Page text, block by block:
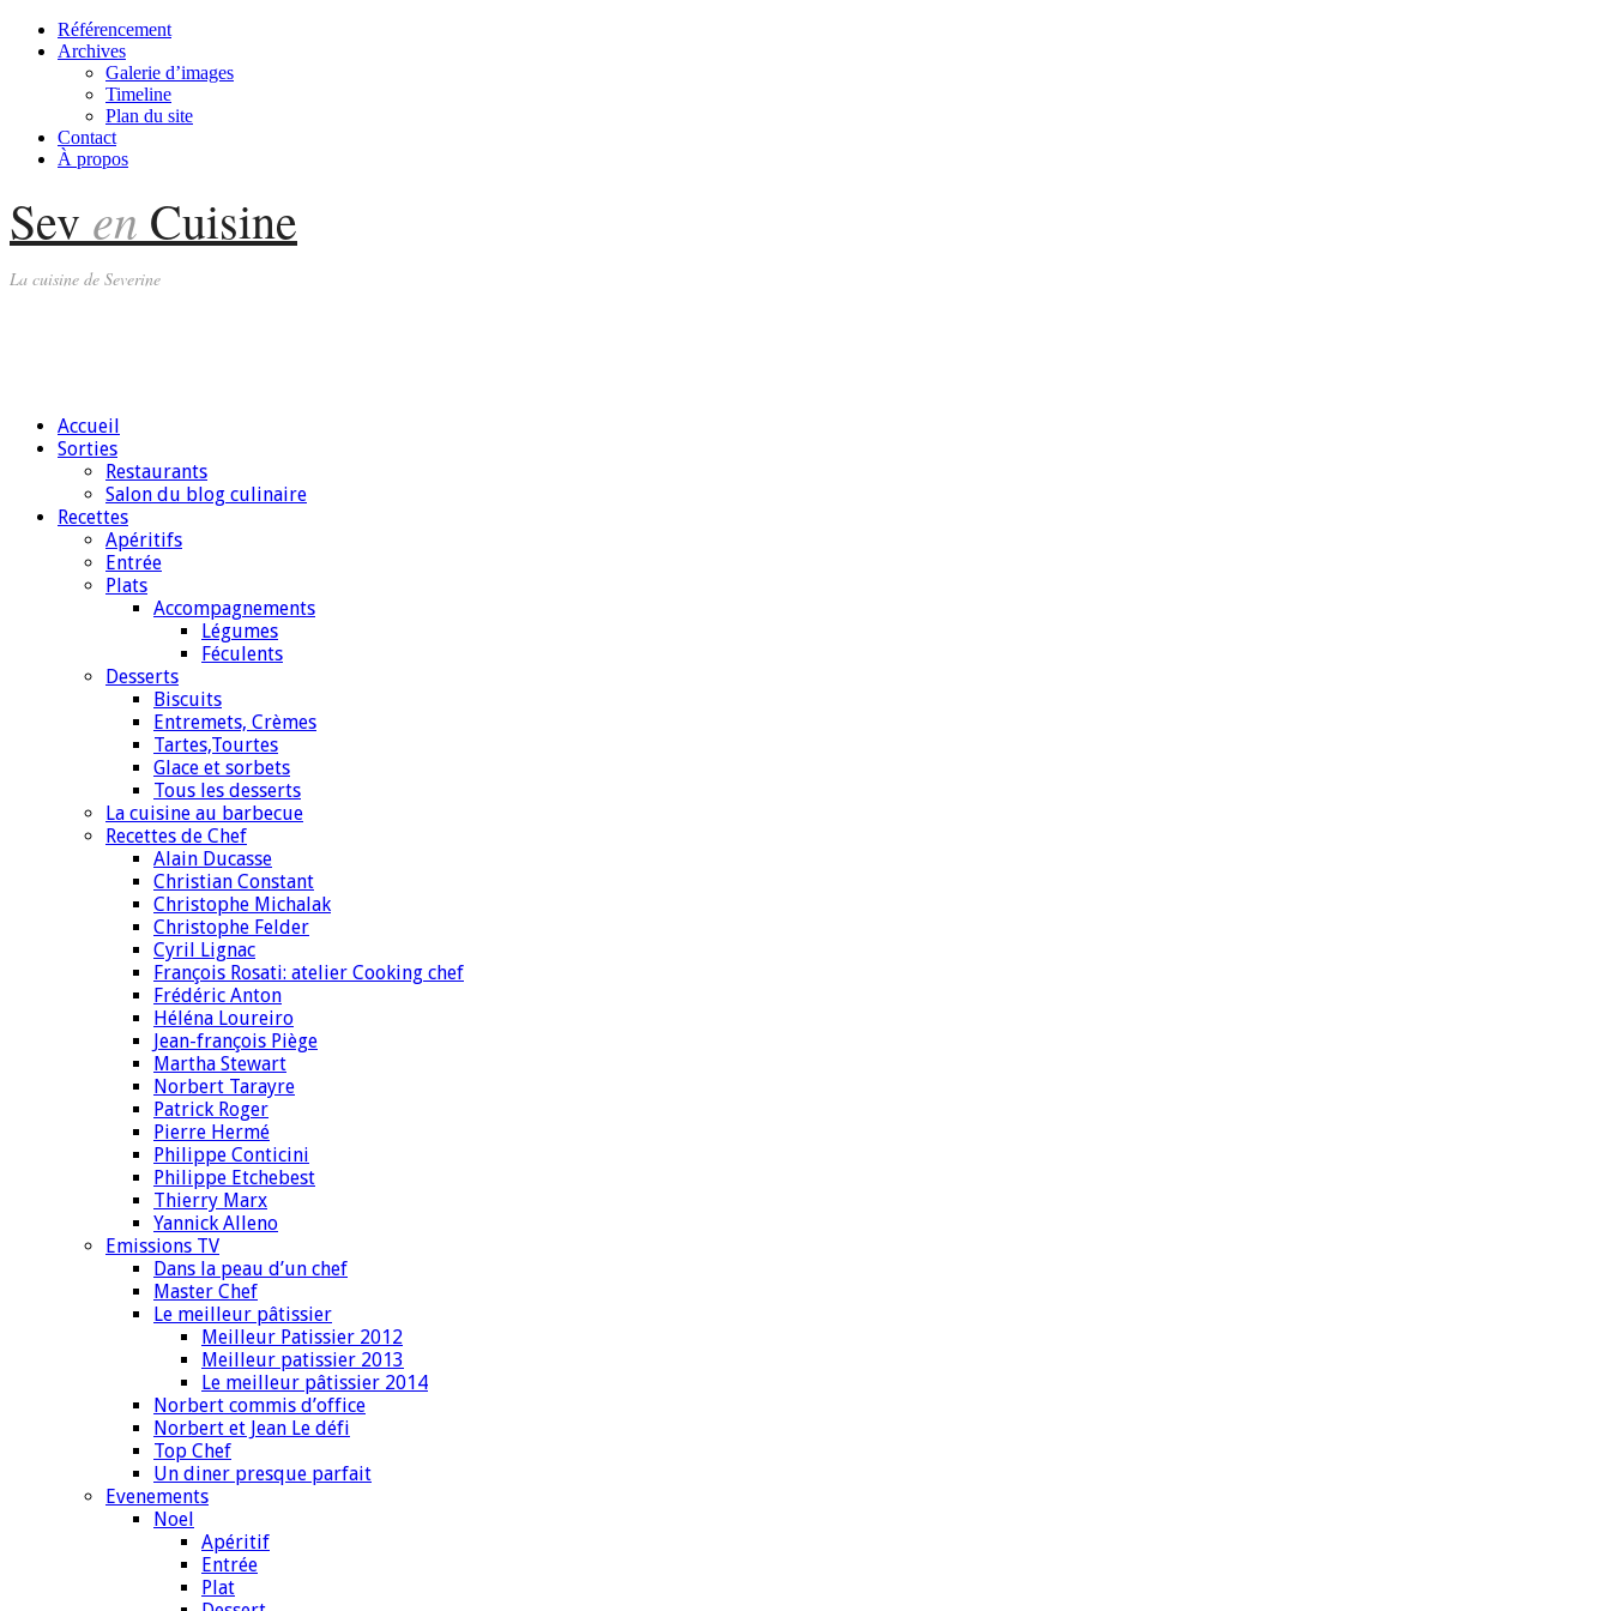
Référencement
Archives
Galerie d’images
Timeline
Plan du site
Contact
À propos
Sev en Cuisine
La cuisine de Severine
Accueil
Sorties
Restaurants
Salon du blog culinaire
Recettes
Apéritifs
Entrée
Plats
Accompagnements
Légumes
Féculents
Desserts
Biscuits
Entremets, Crèmes
Tartes,Tourtes
Glace et sorbets
Tous les desserts
La cuisine au barbecue
Recettes de Chef
Alain Ducasse
Christian Constant
Christophe Michalak
Christophe Felder
Cyril Lignac
François Rosati: atelier Cooking chef
Frédéric Anton
Héléna Loureiro
Jean-françois Piège
Martha Stewart
Norbert Tarayre
Patrick Roger
Pierre Hermé
Philippe Conticini
Philippe Etchebest
Thierry Marx
Yannick Alleno
Emissions TV
Dans la peau d’un chef
Master Chef
Le meilleur pâtissier
Meilleur Patissier 2012
Meilleur patissier 2013
Le meilleur pâtissier 2014
Norbert commis d’office
Norbert et Jean Le défi
Top Chef
Un diner presque parfait
Evenements
Noel
Apéritif
Entrée
Plat